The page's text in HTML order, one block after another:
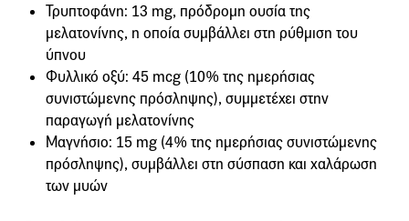
Τρυπτοφάνη: 13 mg, πρόδρομη ουσία της
μελατονίνης, η οποία συμβάλλει στη ρύθμιση του
ύπνου
Φυλλικό οξύ: 45 mcg (10% της ημερήσιας
συνιστώμενης πρόσληψης), συμμετέχει στην
παραγωγή μελατονίνης
Μαγνήσιο: 15 mg (4% της ημερήσιας συνιστώμενης
πρόσληψης), συμβάλλει στη σύσπαση και χαλάρωση
των μυών